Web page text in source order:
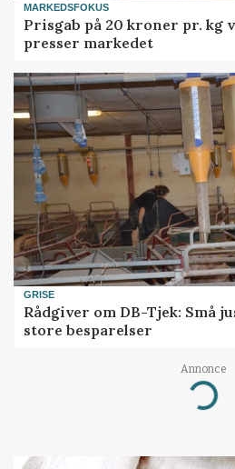
MARKEDSFOKUS
Prisgab på 20 kroner pr. kg
presser markedet
GRISE
Rådgiver om DB-Tjek: Små
store besparelser
Annonce
Loading...